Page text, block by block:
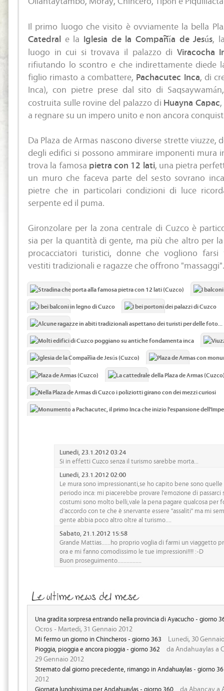
Il primo luogo che visito è ovviamente la bella
Catedral e la Iglesia de la Compañía de Jesús,
luogo in cui si trovava il palazzo di Viracocha
rifiutando lo scontro e che indirettamente diede
figlio rimasto a combattere, Pachacutec Inca, di
Inca), con pietre prese dal sito di
costruita sulle rovine del palazzo di Huayna Capac
a regnare su un impero unito e non ancora
Da Plaza de Armas nascono diverse strette viuzze,
degli edifici si possono ammirare imponenti mura
trova la famosa pietra con 12 lati, una pietra
un muro che faceva parte del sesto sovrano
pietre che in particolari condizioni di luce
serpente ed il puma.
Gironzolare per la zona centrale di Cuzco è
sia per la quantità di gente, ma più che altro per
procacciatori turistici, donne che vogliono
vestiti tradizionali e ragazze che offrono "massaggi".
Lunedi, 23.1.2012 03:24
Si in effetti Cuzco senza il turismo sarebbe morta...
Lunedi, 23.1.2012 02:00
Le mura sono impressionanti,se ho capito bene sono
periodo inca: mi piacerebbe provare l'emozione di passarci
costumi sono molto belli,vale la pena pagare qualcosa per
d'accordo con te che è snervante essere "assaliti" ma mi
gente abbia poco altro oltre al turismo....
Sabato, 21.1.2012 15:58
Grande Mattias......ho proprio voglia di farmi un viaggetto
ora e mi fanno comodissimo le tue impressioni!!!! :-D
Buon proseguimento................
Una gradita sorpresa entrando nella provincia di Ayacucho - giorno
Ocros - Martedi, 31 Gennaio 2012
Mi fermo un giorno in Chincheros - giorno 363 Lunedi, 30
Pioggia, pioggia e ancora pioggia - giorno 362
da Andahuaylas a
29 Gennaio 2012
Stremato dal giorno precedente, rimango in Andahuaylas - giorno
2012
Giornata lunghissima per Andahuaylas - giorno 360
da Abancay a